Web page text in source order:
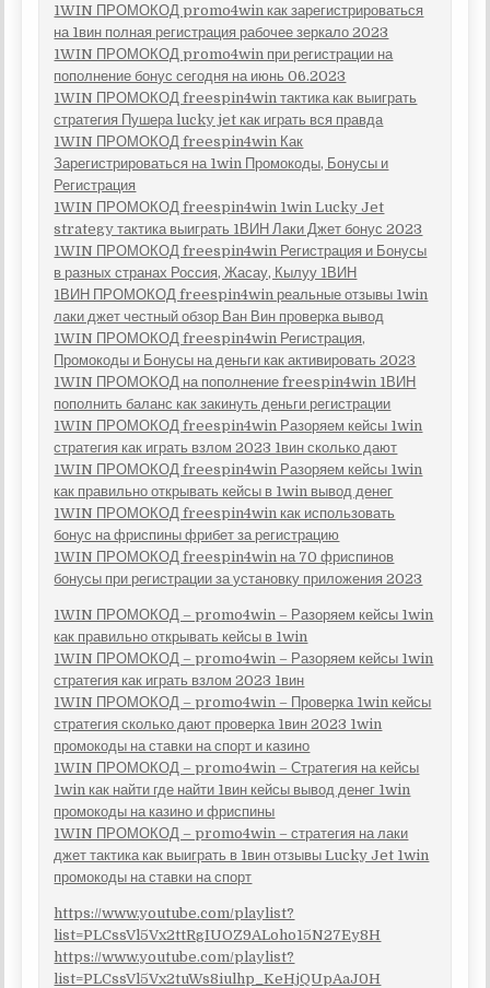
1WIN ПРОМОКОД promo4win как зарегистрироваться
на 1вин полная регистрация рабочее зеркало 2023
1WIN ПРОМОКОД promo4win при регистрации на
пополнение бонус сегодня на июнь 06.2023
1WIN ПРОМОКОД freespin4win тактика как выиграть
стратегия Пушера lucky jet как играть вся правда
1WIN ПРОМОКОД freespin4win Как
Зарегистрироваться на 1win Промокоды, Бонусы и
Регистрация
1WIN ПРОМОКОД freespin4win 1win Lucky Jet
strategy тактика выиграть 1ВИН Лаки Джет бонус 2023
1WIN ПРОМОКОД freespin4win Регистрация и Бонусы
в разных странах Россия, Жасау, Кылуу 1ВИН
1ВИН ПРОМОКОД freespin4win реальные отзывы 1win
лаки джет честный обзор Ван Вин проверка вывод
1WIN ПРОМОКОД freespin4win Регистрация,
Промокоды и Бонусы на деньги как активировать 2023
1WIN ПРОМОКОД на пополнение freespin4win 1ВИН
пополнить баланс как закинуть деньги регистрации
1WIN ПРОМОКОД freespin4win Разоряем кейсы 1win
стратегия как играть взлом 2023 1вин сколько дают
1WIN ПРОМОКОД freespin4win Разоряем кейсы 1win
как правильно открывать кейсы в 1win вывод денег
1WIN ПРОМОКОД freespin4win как использовать
бонус на фриспины фрибет за регистрацию
1WIN ПРОМОКОД freespin4win на 70 фриспинов
бонусы при регистрации за установку приложения 2023
1WIN ПРОМОКОД – promo4win – Разоряем кейсы 1win
как правильно открывать кейсы в 1win
1WIN ПРОМОКОД – promo4win – Разоряем кейсы 1win
стратегия как играть взлом 2023 1вин
1WIN ПРОМОКОД – promo4win – Проверка 1win кейсы
стратегия сколько дают проверка 1вин 2023 1win
промокоды на ставки на спорт и казино
1WIN ПРОМОКОД – promo4win – Стратегия на кейсы
1win как найти где найти 1вин кейсы вывод денег 1win
промокоды на казино и фриспины
1WIN ПРОМОКОД – promo4win – стратегия на лаки
джет тактика как выиграть в 1вин отзывы Lucky Jet 1win
промокоды на ставки на спорт
https://www.youtube.com/playlist?
list=PLCssVl5Vx2ttRgIUOZ9ALoho15N27Ey8H
https://www.youtube.com/playlist?
list=PLCssVl5Vx2tuWs8iulhp_KeHjQUpAaJ0H